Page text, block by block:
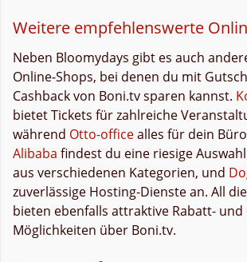
Weitere empfehlenswerte
Neben Bloomydays gibt es auch
Online-Shops, bei denen du mit
Cashback von Boni.tv sparen kannst.
bietet Tickets für zahlreiche
während Otto-officealles für dein
Alibaba findest du eine riesige
aus verschiedenen Kategorien, und
zuverlässige Hosting-Dienste an. All
bieten ebenfalls attraktive Rabatt- und
Möglichkeiten über Boni.tv.